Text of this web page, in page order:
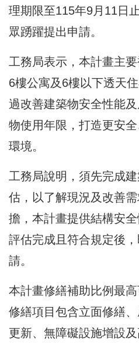
理期限至115年9月11日
眾踴躍提出申請。
工務局表示，本計畫主
6樓公寓及6樓以下透天
過改善建築物安全性能
物使用年限，打造更安
環境。
工務局說明，須先完成
估，以了解現況及改善
擔，本計畫提供結構安
評估完成且符合規定後
請。
本計畫修繕補助比例最
修繕項目包含立面修繕
更新、無障礙設施增設